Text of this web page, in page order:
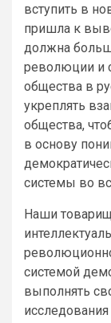
вступить в
пришла к
должна
революции и
общества в
укреплять
общества,
в основу
системы во
Наши
системой
выполнять